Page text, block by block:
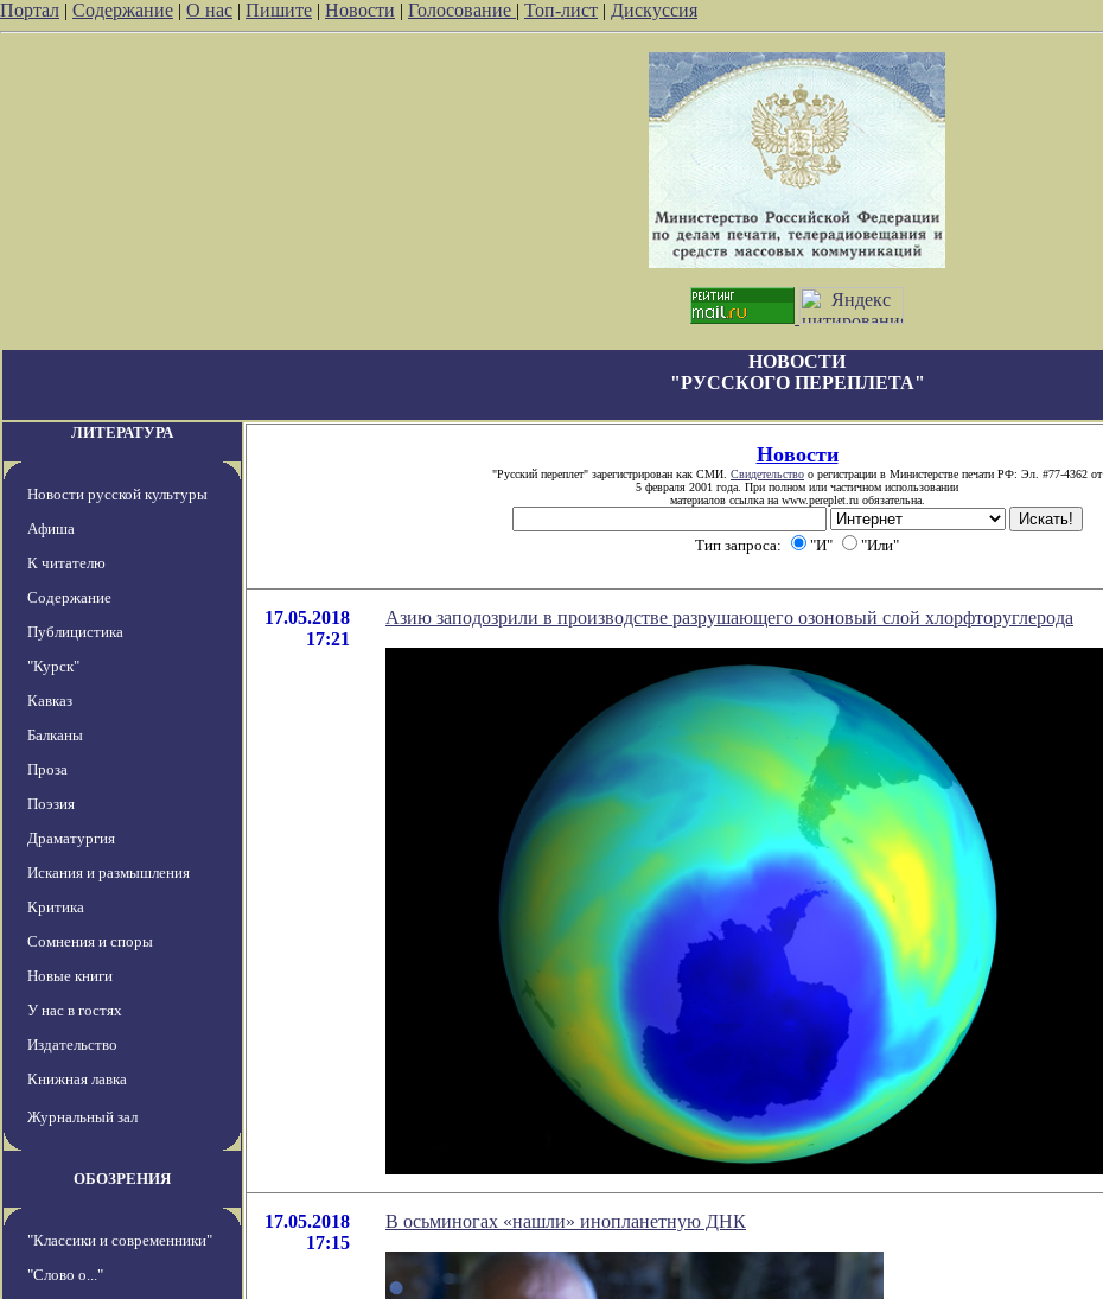
Портал | Содержание | О нас | Пишите | Новости | Голосование | Топ-лист | Дискуссия
НОВОСТИ
"РУССКОГО ПЕРЕПЛЕТА"
ЛИТЕРАТУРА
Новости русской культуры
Афиша
К читателю
Содержание
Публицистика
"Курск"
Кавказ
Балканы
Проза
Поэзия
Драматургия
Искания и размышления
Критика
Сомнения и споры
Новые книги
У нас в гостях
Издательство
Книжная лавка
Журнальный зал
ОБОЗРЕНИЯ
"Классики и современники"
"Слово о..."
Новости
"Русский переплет" зарегистрирован как СМИ. Свидетельство о регистрации в Министерстве печати РФ: Эл. #77-4362 от
5 февраля 2001 года. При полном или частичном использовании
материалов ссылка на www.pereplet.ru обязательна.
Тип запроса: "И" "Или"
17.05.2018
17:21
Азию заподозрили в производстве разрушающего озоновый слой хлорфторуглерода
17.05.2018
17:15
В осьминогах «нашли» инопланетную ДНК